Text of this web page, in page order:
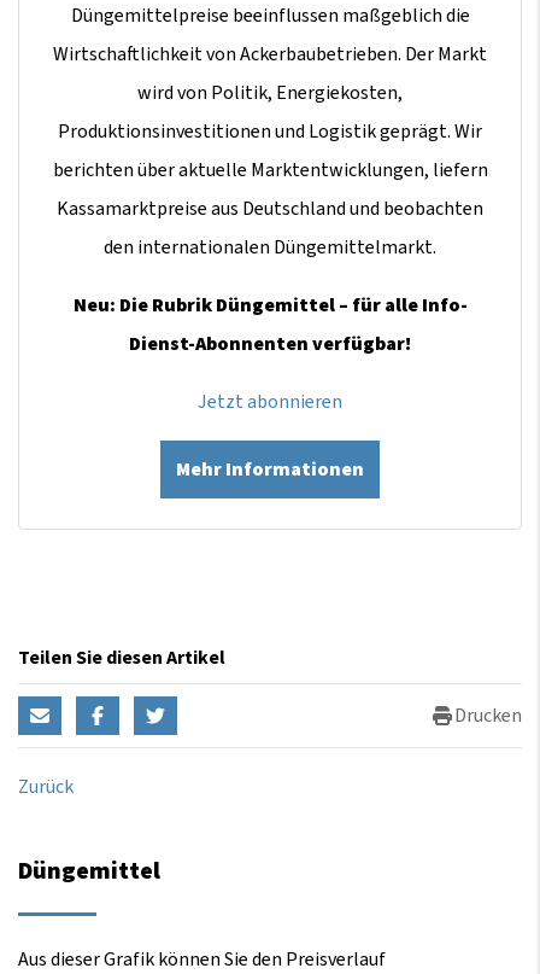
Düngemittelpreise beeinflussen maßgeblich die
Wirtschaftlichkeit von Ackerbaubetrieben. Der Markt
wird von Politik, Energiekosten,
Produktionsinvestitionen und Logistik geprägt. Wir
berichten über aktuelle Marktentwicklungen, liefern
Kassamarktpreise aus Deutschland und beobachten
den internationalen Düngemittelmarkt.
Neu: Die Rubrik Düngemittel – für alle Info-
Dienst-Abonnenten verfügbar!
Jetzt abonnieren
Mehr Informationen
Teilen Sie diesen Artikel
Drucken
Zurück
Düngemittel
Aus dieser Grafik können Sie den Preisverlauf